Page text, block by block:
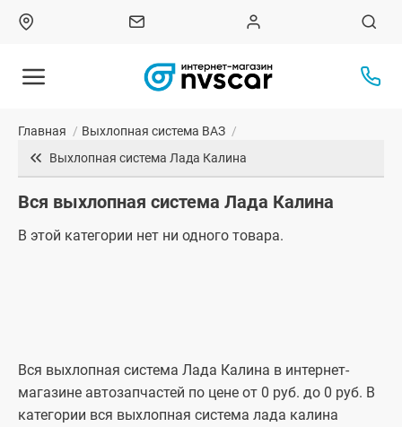
Главная / Выхлопная система ВАЗ /
Выхлопная система Лада Калина
Вся выхлопная система Лада Калина
В этой категории нет ни одного товара.
Вся выхлопная система Лада Калина в интернет-
магазине автозапчастей по цене от 0 руб. до 0 руб. В
категории вся выхлопная система лада калина